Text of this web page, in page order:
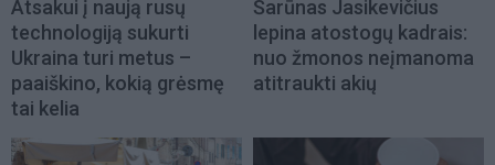
Atsakui į naują rusų
technologiją sukurti
Ukraina turi metus –
paaiškino, kokią grėsmę
tai kelia
Šarūnas Jasikevičius
lepina atostogų kadrais:
nuo žmonos neįmanoma
atitraukti akių